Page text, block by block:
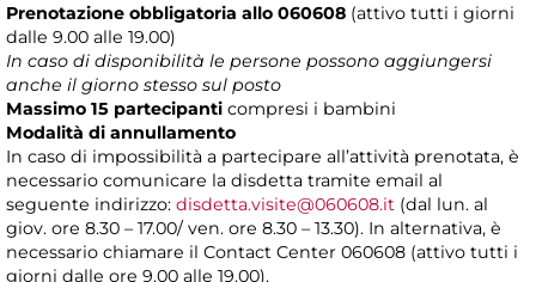
Prenotazione obbligatoria allo 060608 (attivo tutti i giorni
dalle 9.00 alle 19.00)
In caso di disponibilità le persone possono aggiungersi
anche il giorno stesso sul posto
Massimo 15 partecipanti compresi i bambini
Modalità di annullamento
In caso di impossibilità a partecipare all’attività prenotata, è
necessario comunicare la disdetta tramite email al
seguente indirizzo: disdetta.visite@060608.it (dal lun. al
giov. ore 8.30 – 17.00/ ven. ore 8.30 – 13.30). In alternativa, è
necessario chiamare il Contact Center 060608 (attivo tutti i
giorni dalle ore 9.00 alle 19.00).